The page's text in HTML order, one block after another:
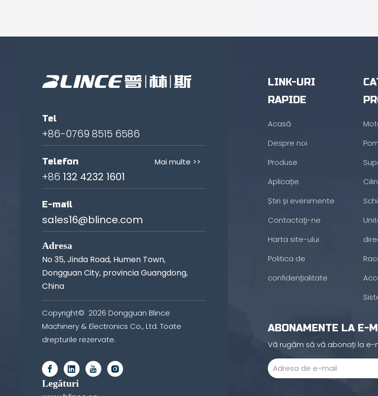
Tel
+86-0769 8515 6586
Telefon Mai multe >>
+86 132 4232 1601
E-mail
sales16@blince.com
Adresa
No 35, Jinda Road, Humen Town,
Dongguan City, provincia Guangdong,
China
Copyright© 2026 Dongguan Blince
Machinery & Electronics Co., Ltd. Toate
drepturile rezervate.
Legături
LINK-URI
RAPIDE
Acasă
Despre noi
Produse
Aplicație
Știri și evenimente
Contactaţi-ne
Harta site-ului
Politica de
confidențialitate
ABONAMENTE LA E-
Vă rugăm să vă abonați la e-